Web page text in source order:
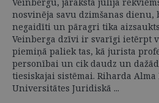
nosvinēja savu dzimšanas dienu,
negaidīti un pāragri tika
Veinberga dzīvi ir svarīgi ietērpt
piemiņā paliek tas, kā jurista
personībai un cik daudz un
tiesiskajai sistēmai. Riharda
Universitātes Juridiskā ...